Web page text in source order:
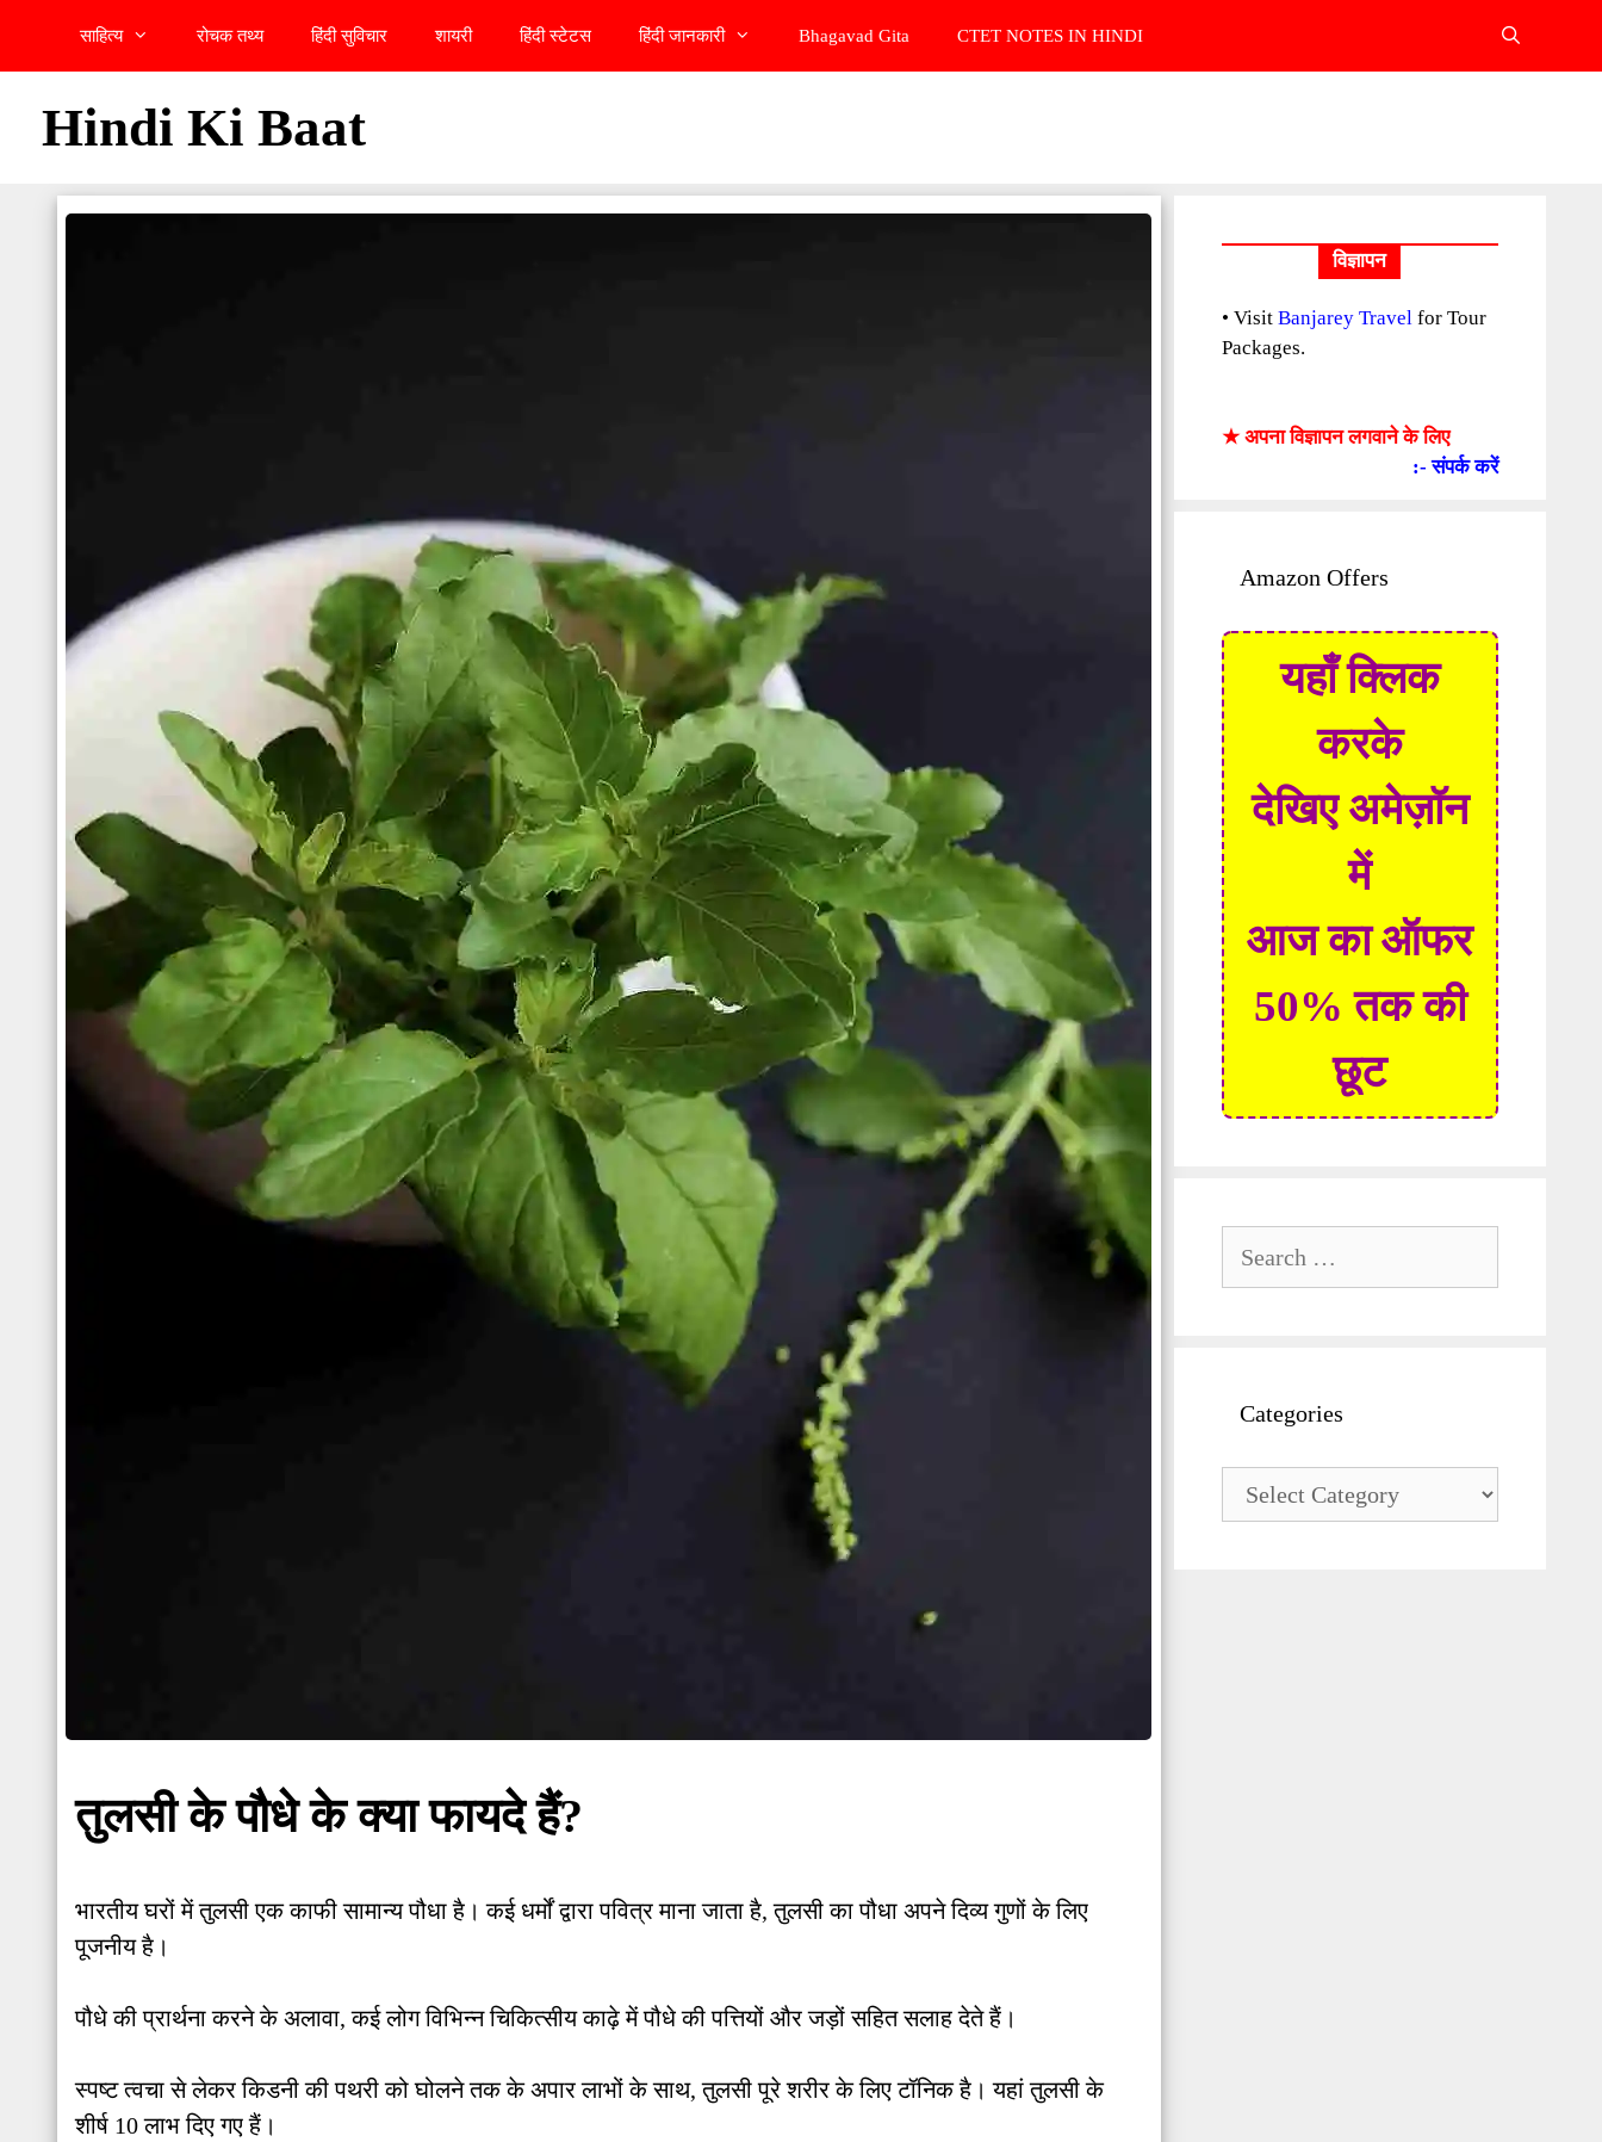
साहित्य रोचक तथ्य हिंदी सुविचार शायरी हिंदी स्टेटस हिंदी जानकारी Bhagavad Gita CTET NOTES IN HINDI
Hindi Ki Baat
तुलसी के पौधे के क्या फायदे हैं?
भारतीय घरों में तुलसी एक काफी सामान्य पौधा है। कई धर्मों द्वारा पवित्र माना जाता है, तुलसी का पौधा अपने दिव्य गुणों के लिए
पूजनीय है।
पौधे की प्रार्थना करने के अलावा, कई लोग विभिन्न चिकित्सीय काढ़े में पौधे की पत्तियों और जड़ों सहित सलाह देते हैं।
स्पष्ट त्वचा से लेकर किडनी की पथरी को घोलने तक के अपार लाभों के साथ, तुलसी पूरे शरीर के लिए टॉनिक है। यहां तुलसी के
शीर्ष 10 लाभ दिए गए हैं।
विज्ञापन
• Visit Banjarey Travelfor Tour
Packages.
★ अपना विज्ञापन लगवाने के लिए
:- संपर्क करें
Amazon Offers
यहाँ क्लिक
करके
देखिए अमेज़ॉन
में
आज का ऑफर
50% तक की
छूट
for:
Categories
Categories